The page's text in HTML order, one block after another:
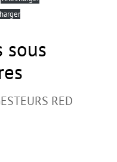
sous
RED